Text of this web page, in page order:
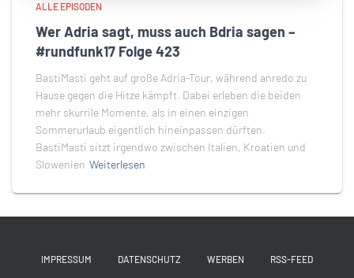
ALLE EPISODEN
Wer Adria sagt, muss auch Bdria sagen –
#rundfunk17 Folge 423
BastiMasti geht auf große Adria-Tour, während anredo zu
Hause gegen die Hitze kämpft. Dabei erleben die beiden
mehr skurrile Momente, als in einen einzigen
Sommerurlaub eigentlich hineinpassen dürften.
BastiMasti sitzt irgendwo zwischen Italien, Kroatien und
Slowenien Weiterlesen
IMPRESSUM DATENSCHUTZ WERBEN RSS-FEED